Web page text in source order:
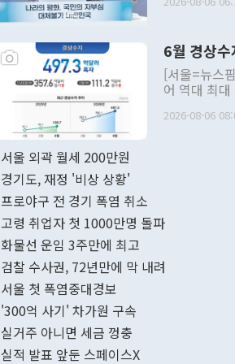
발언 중에는
주의적 희망
관의 대북
관 부처 장
관의 무리한
다. [정동영 통일부 장관이 지난달 23일 오후 서울 종로구 정부서울청사에
무너졌다고
함께 4자 대
6월 경상
[서울=뉴스
어 역대 최
료=한국은행] 한국은행이 6일 발표한 '2026년 6월 국제수지(잠정)'
며 월간 기
196.9% 급
수출은
2026-08-06
서울 외곽 월세 200만원
경기도, 재정 '비상 상황'
프로야구 전 경기 폭염 취소
고령 취업자 첫 1000만명 돌파
화물선 운임 3주만에 최고
검찰 수사권, 72년만에 막 내려
서울 첫 폭염중대경보
'300억 사기' 차가원 구속
실거주 아니면 세금 껑충
실적 발표 앞둔 스페이스X